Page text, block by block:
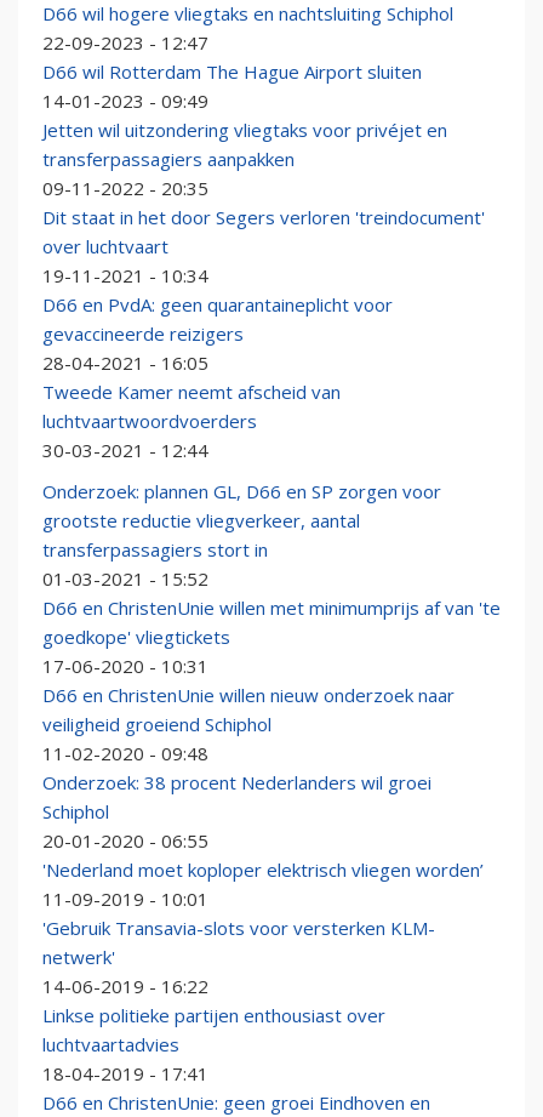
D66 wil hogere vliegtaks en nachtsluiting Schiphol
22-09-2023 - 12:47
D66 wil Rotterdam The Hague Airport sluiten
14-01-2023 - 09:49
Jetten wil uitzondering vliegtaks voor privéjet en
transferpassagiers aanpakken
09-11-2022 - 20:35
Dit staat in het door Segers verloren 'treindocument'
over luchtvaart
19-11-2021 - 10:34
D66 en PvdA: geen quarantaineplicht voor
gevaccineerde reizigers
28-04-2021 - 16:05
Tweede Kamer neemt afscheid van
luchtvaartwoordvoerders
30-03-2021 - 12:44
Onderzoek: plannen GL, D66 en SP zorgen voor
grootste reductie vliegverkeer, aantal
transferpassagiers stort in
01-03-2021 - 15:52
D66 en ChristenUnie willen met minimumprijs af van 'te
goedkope' vliegtickets
17-06-2020 - 10:31
D66 en ChristenUnie willen nieuw onderzoek naar
veiligheid groeiend Schiphol
11-02-2020 - 09:48
Onderzoek: 38 procent Nederlanders wil groei
Schiphol
20-01-2020 - 06:55
'Nederland moet koploper elektrisch vliegen worden’
11-09-2019 - 10:01
'Gebruik Transavia-slots voor versterken KLM-
netwerk'
14-06-2019 - 16:22
Linkse politieke partijen enthousiast over
luchtvaartadvies
18-04-2019 - 17:41
D66 en ChristenUnie: geen groei Eindhoven en